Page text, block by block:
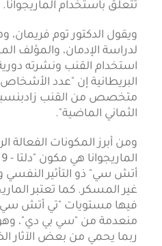
تتعلق باستخدام الماريجوانا.
ويقول الدكتور توم
لدراسة الإدمان، والمؤلف
استخدام القنب ونشرته
البريطانية إن "عدد
الثماني الماضية".
ومن أبرز المكونات الفعالة
أتش سي" ذو التأثير النفسي
غير المسكر. كما تعتبر
فيها مستويات "تي أتش
منعدمة من "سي بي دي"، وهو
ربما يحمي من بعض الآثار